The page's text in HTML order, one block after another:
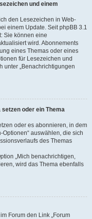
und einem
den Lesezeichen in Web-
einem Update. Seit phpBB 3.1
Sie können eine
wird. Abonnements
eines Themas oder eines
für Lesezeichen und
unter „Benachrichtigungen
oder ein Thema
oder es abonnieren, in dem
auswählen, die sich
des Themas
„Mich benachrichtigen,
wird das Thema ebenfalls
Forum den Link „Forum